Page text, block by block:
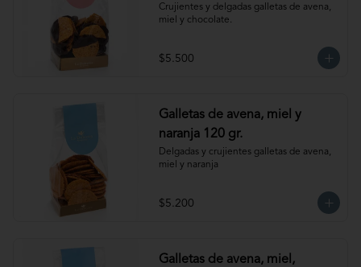
Crujientes y delgadas galletas de avena,
miel y chocolate.
$5.500
Galletas de avena, miel y
naranja 120 gr.
Delgadas y crujientes galletas de avena,
miel y naranja
$5.200
Galletas de avena, miel,